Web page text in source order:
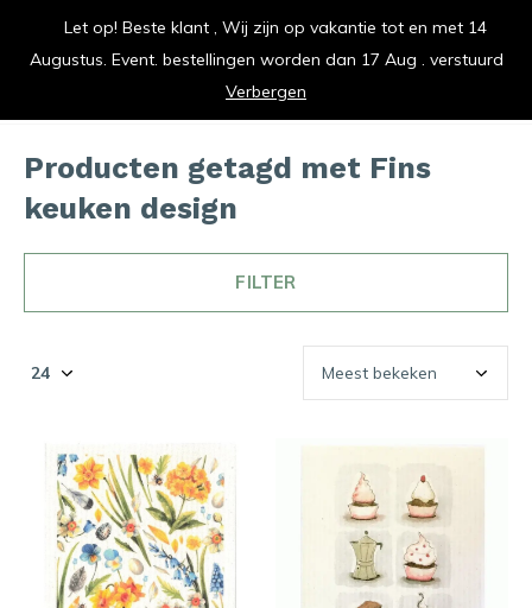
vrolijk je keuken op
Producten getagd met Fins
keuken design
FILTER
Let op! Beste klant , Wij zijn op vakantie tot en met 14
Augustus. Event. bestellingen worden dan 17 Aug . verstuurd
Verbergen